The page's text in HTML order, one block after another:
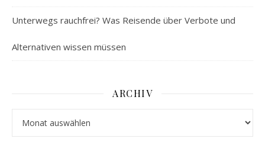
Unterwegs rauchfrei? Was Reisende über Verbote und
Alternativen wissen müssen
ARCHIV